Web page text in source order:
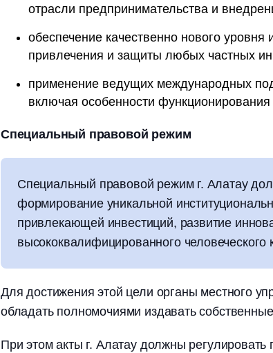
отрасли предпринимательства и
обеспечение качественно нового
привлечения и защиты любых частных
применение ведущих международных
включая особенности
Специальный правовой режим
Специальный правовой режим г. Алатау
формирование уникальной
привлекающей инвестиций, развитие
высококвалифицированного человеческого
Для достижения этой цели органы местного
обладать полномочиями издавать
При этом акты г. Алатау должны